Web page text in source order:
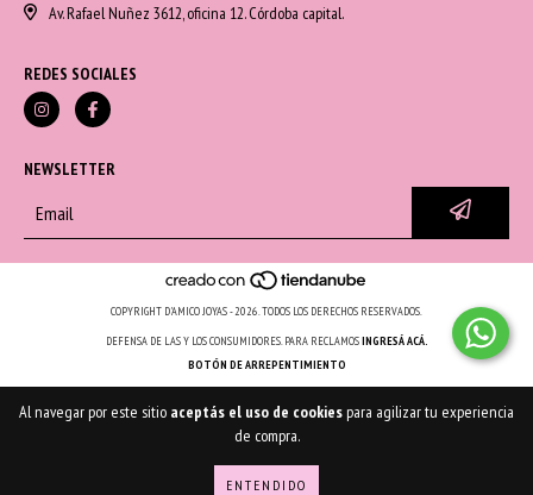
Al navegar por este sitio aceptás el uso de cookiespara agilizar tu experiencia
de compra.
ENTENDIDO
Av. Rafael Nuñez 3612, oficina 12. Córdoba capital.
REDES SOCIALES
NEWSLETTER
COPYRIGHT D'AMICO JOYAS - 2026. TODOS LOS DERECHOS RESERVADOS.
DEFENSA DE LAS Y LOS CONSUMIDORES. PARA RECLAMOSINGRESÁ ACÁ.
BOTÓN DE ARREPENTIMIENTO